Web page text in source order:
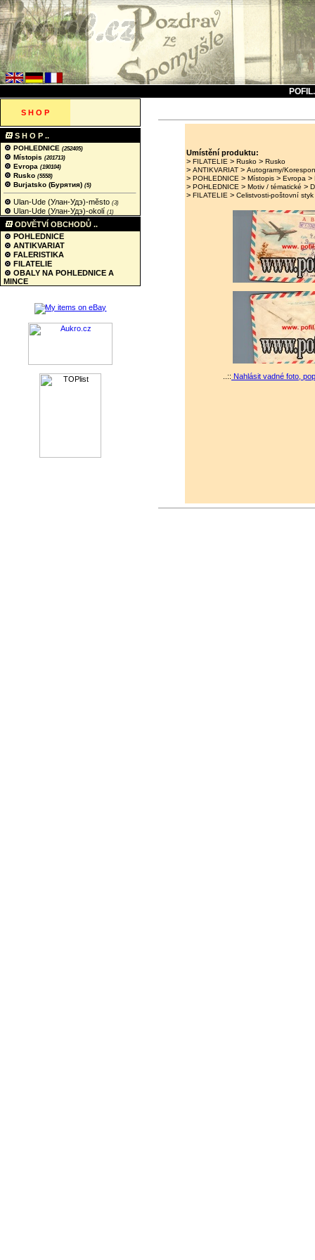
S H O P
S H O P ..
POHLEDNICE (252405)
Místopis (201713)
Evropa (190104)
Rusko (5558)
Burjatsko (Бурятия) (5)
Ulan-Ude (Улан‑Удэ)-město (3)
Ulan-Ude (Улан‑Удэ)-okolí (1)
ODVĚTVÍ OBCHODŮ ..
POHLEDNICE
ANTIKVARIAT
FALERISTIKA
FILATELIE
OBALY NA POHLEDNICE A
MINCE
Umístění produktu:
>FILATELIE >Rusko >Rusko
>ANTIKVARIAT >Autogramy/
>POHLEDNICE >Místopis >Evropa >
>POHLEDNICE >Motiv / tématické >
>FILATELIE >Celistvosti-poštovní styk
..:: Nahlásit vadné foto,